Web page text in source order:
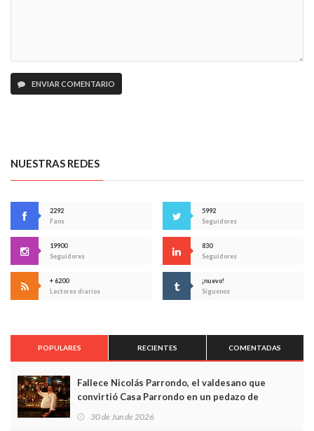
ENVIAR COMENTARIO
NUESTRAS REDES
2292
Fans
5992
Seguidores
19900
Seguidores
830
Seguidores
+ 6200
Lectores diarios
¡nuevo!
Síguenos
POPULARES RECIENTES COMENTADAS
Fallece Nicolás Parrondo, el valdesano que
convirtió Casa Parrondo en un pedazo de
Asturias en Madrid
30 de Jun de 2026